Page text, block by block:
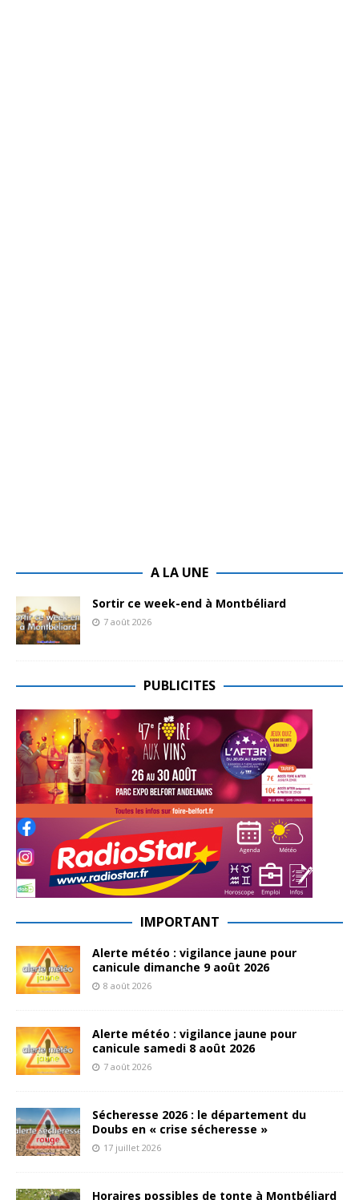
A LA UNE
Sortir ce week-end à Montbéliard
7 août 2026
PUBLICITES
IMPORTANT
Alerte météo : vigilance jaune pour
canicule dimanche 9 août 2026
8 août 2026
Alerte météo : vigilance jaune pour
canicule samedi 8 août 2026
7 août 2026
Sécheresse 2026 : le département du
Doubs en « crise sécheresse »
17 juillet 2026
Horaires possibles de tonte à Montbéliard